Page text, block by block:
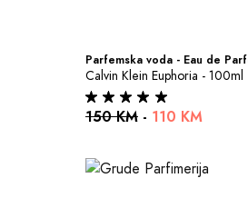
Parfemska voda - Eau de
Calvin Klein Euphoria - 100ml
150 KM - 110 KM